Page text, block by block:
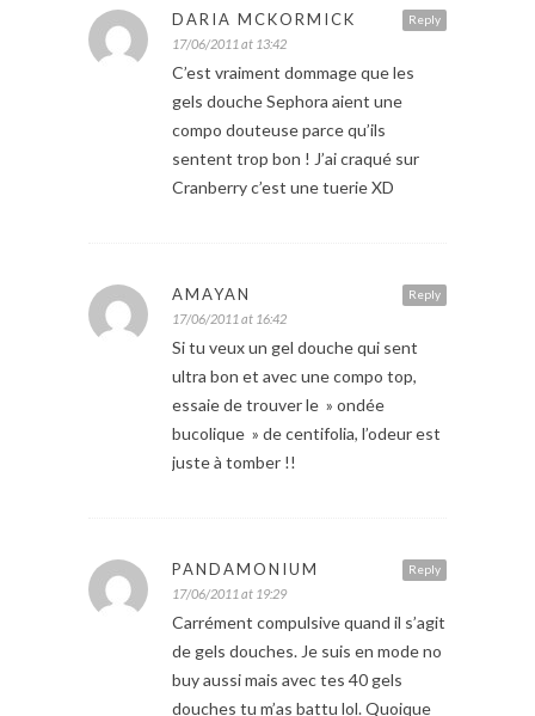
Reply
DARIA MCKORMICK
17/06/2011 at 13:42
C’est vraiment dommage que les
gels douche Sephora aient une
compo douteuse parce qu’ils
sentent trop bon ! J’ai craqué sur
Cranberry c’est une tuerie XD
Reply
AMAYAN
17/06/2011 at 16:42
Si tu veux un gel douche qui sent
ultra bon et avec une compo top,
essaie de trouver le » ondée
bucolique » de centifolia, l’odeur est
juste à tomber !!
Reply
PANDAMONIUM
17/06/2011 at 19:29
Carrément compulsive quand il s’agit
de gels douches. Je suis en mode no
buy aussi mais avec tes 40 gels
douches tu m’as battu lol. Quoique